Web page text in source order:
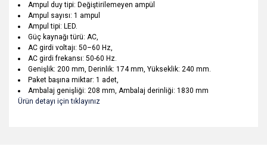
Ampul duy tipi: Değiştirilemeyen ampül
Ampul sayısı: 1 ampul
Ampul tipi: LED.
Güç kaynağı türü: AC,
AC girdi voltajı: 50–60 Hz,
AC girdi frekansı: 50-60 Hz.
Genişlik: 200 mm, Derinlik: 174 mm, Yükseklik: 240 mm.
Paket başına miktar: 1 adet,
Ambalaj genişliği: 208 mm, Ambalaj derinliği: 1830 mm
Ürün detayı için tıklayınız